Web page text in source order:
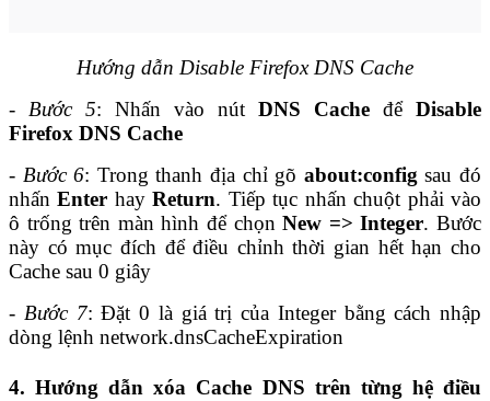
Hướng dẫn Disable Firefox DNS Cache
- Bước 5: Nhấn vào nút DNS Cache để Disable
Firefox DNS Cache
- Bước 6: Trong thanh địa chỉ gõ about:configsau đó
nhấnEnter hayReturn. Tiếp tục nhấn chuột phải vào
ô trống trên màn hình để chọnNew => Integer. Bước
này có mục đích để điều chỉnh thời gian hết hạn cho
Cache sau 0 giây
- Bước 7: Đặt 0 là giá trị của Integer bằng cách nhập
dòng lệnh network.dnsCacheExpiration
4. Hướng dẫn xóa Cache DNS trên từng hệ điều